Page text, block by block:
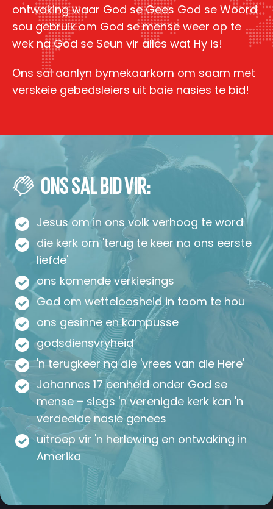
ontwaking waar God se Gees God se Woord
sou gebruik om God se mense weer op te
wek na God se Seun vir alles wat Hy is!
Ons sal aanlyn bymekaarkom om saam met
verskeie gebedsleiers uit baie nasies te bid!
ONS SAL BID VIR:
Jesus om in ons volk verhoog te word
die kerk om 'terug te keer na ons eerste
liefde'
ons komende verkiesings
God om wetteloosheid in toom te hou
ons gesinne en kampusse
godsdiensvryheid
'n terugkeer na die 'vrees van die Here'
Johannes 17 eenheid onder God se
mense – slegs 'n verenigde kerk kan 'n
verdeelde nasie genees
uitroep vir 'n herlewing en ontwaking in
Amerika